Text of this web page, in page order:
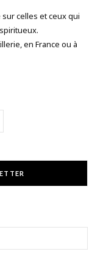
celles et ceux qui
en France ou à